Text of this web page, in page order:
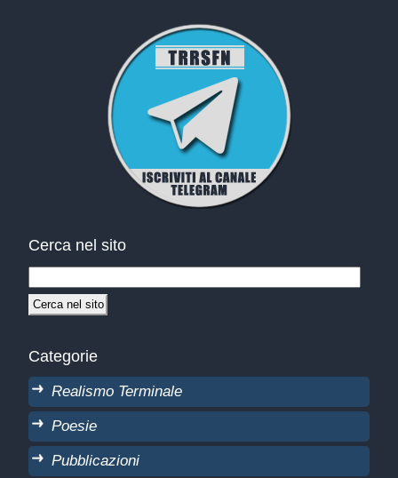
Cerca nel sito
Categorie
Realismo Terminale
Poesie
Pubblicazioni